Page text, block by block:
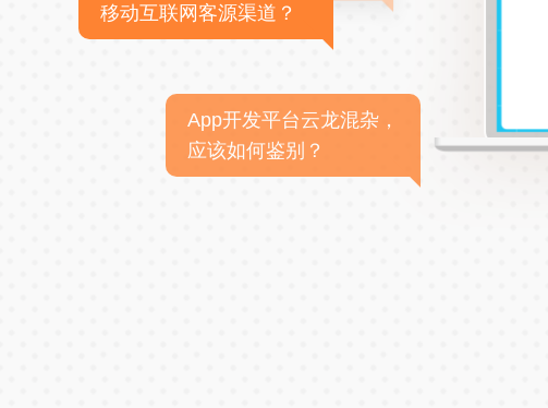
移动互联网客源渠道？
App开发平台云龙混杂，
应该如何鉴别？